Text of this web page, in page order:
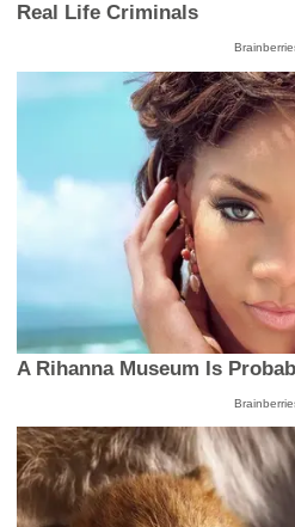
Real Life Criminals
A Rihanna Museum Is